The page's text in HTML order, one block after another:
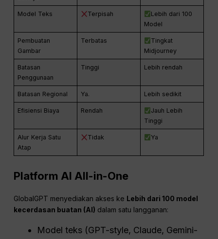
Model Teks Terpisah
Lebih dari 100
Model
Pembuatan
Gambar
Terbatas
Tingkat
Midjourney
Batasan
Penggunaan
Tinggi Lebih rendah
Batasan Regional Ya. Lebih sedikit
Efisiensi Biaya Rendah
Jauh Lebih
Tinggi
Alur Kerja Satu
Atap
Tidak Ya
Platform AI All-in-One
GlobalGPT menyediakan akses ke Lebih dari 100 model
kecerdasan buatan (AI) dalam satu langganan:
Model teks (GPT-style, Claude, Gemini-